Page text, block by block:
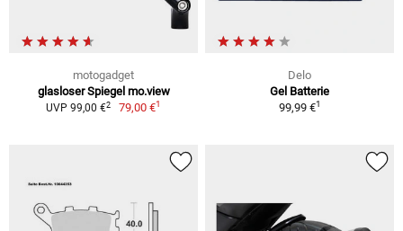
motogadget
glasloser Spiegel mo.view
UVP 99,00 €2 79,00 €1
Delo
Gel Batterie
99,99 €1